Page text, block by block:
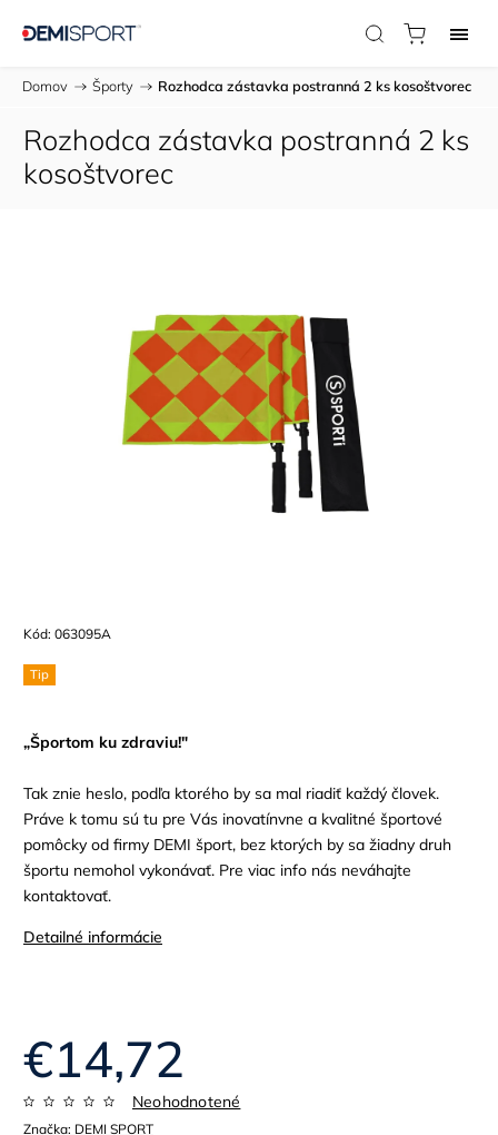
Domov / Športy / Rozhodca zástavka postranná 2 ks kosoštvorec
Rozhodca zástavka postranná 2 ks
kosoštvorec
Kód: 063095A
Tip
„Športom ku zdraviu!"
Tak znie heslo, podľa ktorého by sa mal riadiť každý človek.
Práve k tomu sú tu pre Vás inovatínvne a kvalitné športové
pomôcky od firmy DEMI šport, bez ktorých by sa žiadny druh
športu nemohol vykonávať. Pre viac info nás neváhajte
kontaktovať.
Detailné informácie
Značka: DEMI SPORT
Neohodnotené
€14,72